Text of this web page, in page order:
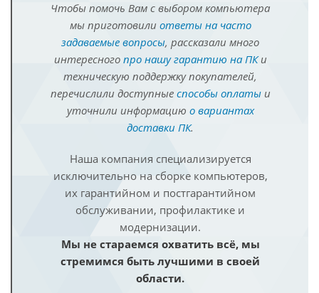
Чтобы помочь Вам с выбором компьютера
мы приготовили ответы на часто
задаваемые вопросы, рассказали много
интересного про нашу гарантию на ПКи
техническую поддержку покупателей,
перечислили доступные способы оплатыи
уточнили информацию о вариантах
доставки ПК.
Наша компания специализируется
исключительно на сборке компьютеров,
их гарантийном и постгарантийном
обслуживании, профилактике и
модернизации.
Мы не стараемся охватить всё, мы
стремимся быть лучшими в своей
области.